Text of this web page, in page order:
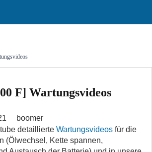
F] Wartungsvideos
boomer
detaillierte Wartungsvideos für die
(Ölwechsel, Kette spannen,